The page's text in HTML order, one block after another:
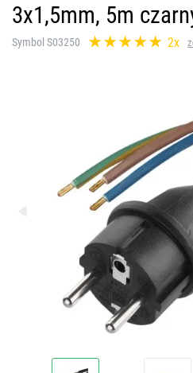
3x1,5mm, 5m
Symbol S03250 2x